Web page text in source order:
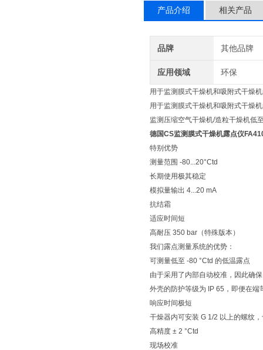
产品介绍 相关产品
品牌 其他品牌
应用领域 环保
用于监测膜式干燥机和吸附式干燥
用于监测膜式干燥机和吸附式干燥
监测压缩空气干燥机/造粒干燥机低
德国CS监测膜式干燥机露点仪
特别优势
测量范围 -80...20°Ctd
长期使用极其稳定
模拟量输出 4...20 mA
抗结霜
适应时间短
高耐压 350 bar（特殊版本）
我们露点测量系统的优势：
可测量低至 -80 °Ctd 的低温露点
由于采用了内部自动校准，因此确
外壳的防护等级为 IP 65，即便在
响应时间极短
干燥器内可安装 G 1/2 以上的螺纹
高精度 ± 2 °Ctd
现场校准